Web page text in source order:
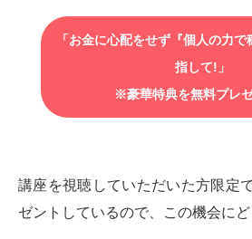
「お金に心配をせず『個人の力
指して!」
※豪華特典を無料プレ
講座を視聴していただいた方限定
ゼントしているので、この機会にど